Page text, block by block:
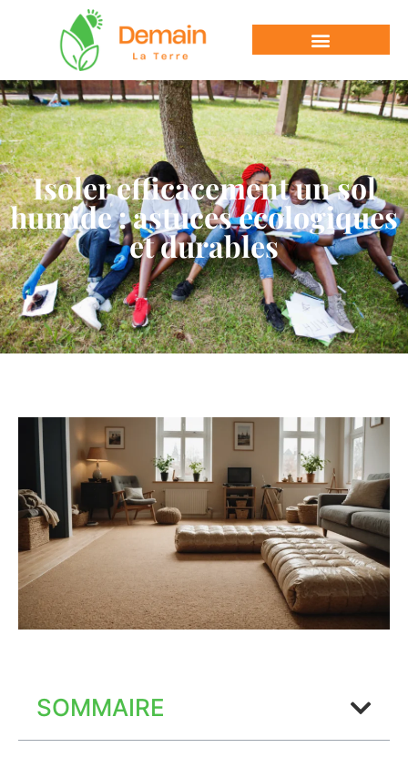
Isoler efficacement un sol
humide : astuces écologiques
et durables
SOMMAIRE